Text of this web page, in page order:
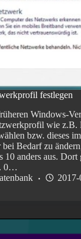
festlegen
Windows-
wie z.B.
bzw. dieses
bei Bedarf zu
10 anders aus. Dort
0…